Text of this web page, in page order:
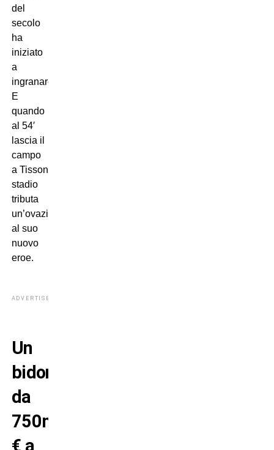
del
secolo
ha
iniziato
a
ingranare.
E
quando
al 54′
lascia il
campo
a Tissone lo
stadio
tributa
un’ovazione
al suo
nuovo
eroe.
ADVERTISEMENT
Un
bidone
da
750mila